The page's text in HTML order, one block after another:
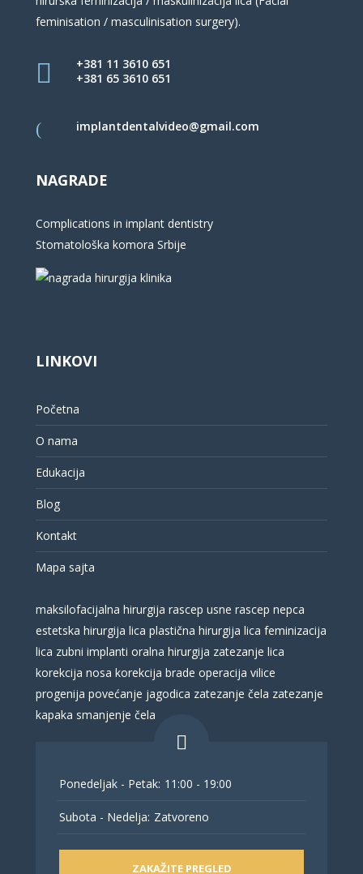
feminisation / masculinisation surgery).
+381 11 3610 651
+381 65 3610 651
implantdentalvideo@gmail.com
NAGRADE
Complications in implant dentistry
Stomatološka komora Srbije
LINKOVI
Početna
O nama
Edukacija
Blog
Kontakt
Mapa sajta
maksilofacijalna hirurgija rascep usne rascep nepca
estetska hirurgija lica plastična hirurgija lica feminizacija
lica zubni implanti oralna hirurgija zatezanje lica
korekcija nosa korekcija brade operacija vilice
progenija povećanje jagodica zatezanje čela zatezanje
kapaka smanjenje čela
Ponedeljak - Petak: 11:00 - 19:00
Subota - Nedelja: Zatvoreno
ZAKAŽITE PREGLED